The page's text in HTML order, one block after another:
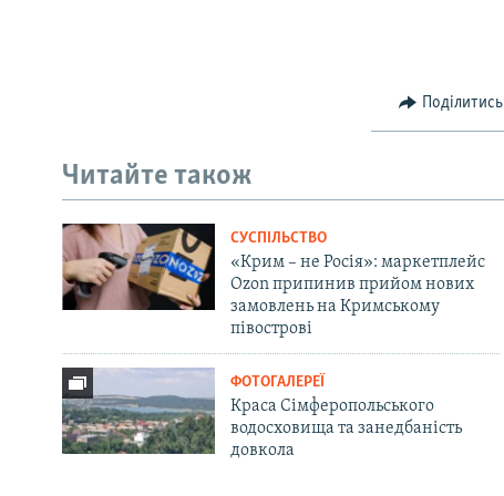
Поділитись
Читайте також
СУСПІЛЬСТВО
«Крим – не Росія»: маркетплейс
Ozon припинив прийом нових
замовлень на Кримському
півострові
ФОТОГАЛЕРЕЇ
Краса Сімферопольського
водосховища та занедбаність
довкола